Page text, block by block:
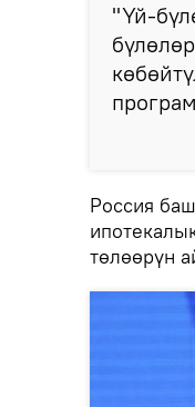
"Үй-
Россия
төлөөрүн